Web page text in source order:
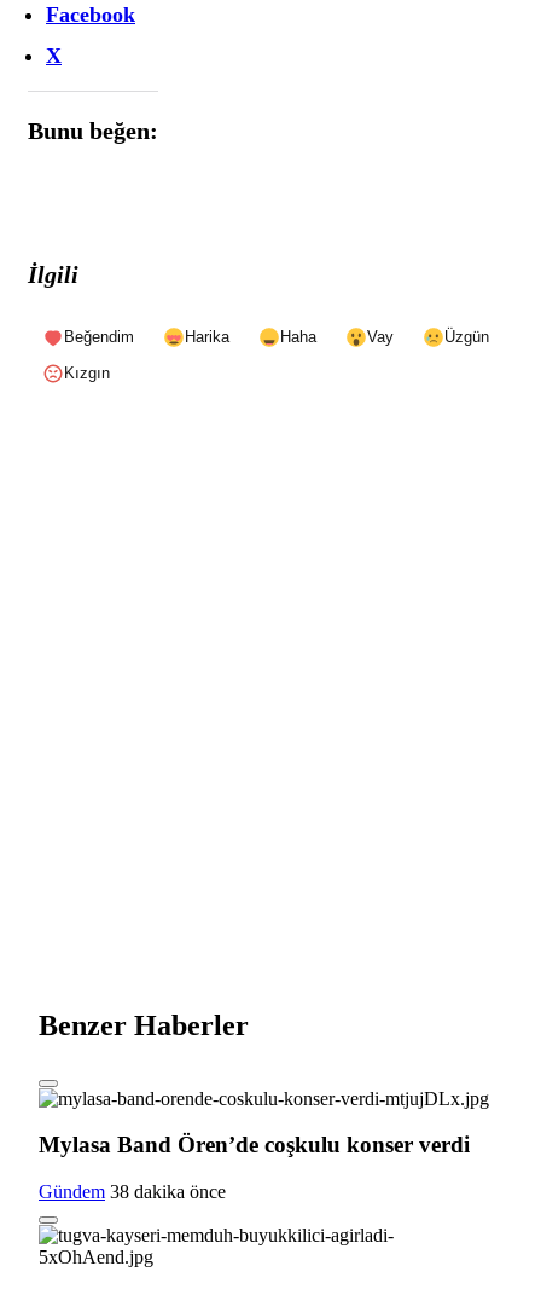
Facebook
X
Bunu beğen:
İlgili
Beğendim Harika Haha Vay
Üzgün
Kızgın
Benzer Haberler
Mylasa Band Ören’de coşkulu konser verdi
Gündem 38 dakika önce